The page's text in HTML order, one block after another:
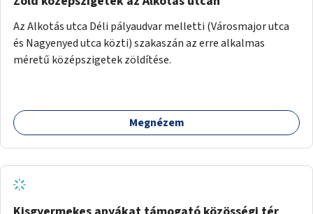
Az Alkotás utca Déli pályaudvar melletti (Városmajor utca
és Nagyenyed utca közti) szakaszán az erre alkalmas
méretű középszigetek zöldítése.
Megnézem